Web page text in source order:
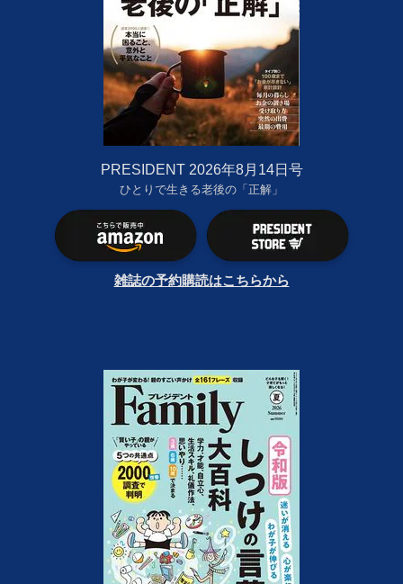
PRESIDENT 2026年8月14日号
ひとりで生きる老後の「正解」
雑誌の予約購読はこちらから